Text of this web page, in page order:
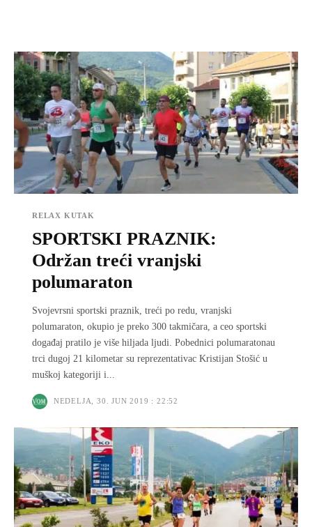
RELAX KUTAK
SPORTSKI PRAZNIK:
Održan treći vranjski
polumaraton
Svojevrsni sportski praznik, treći po redu, vranjski
polumaraton, okupio je preko 300 takmičara, a ceo sportski
događaj pratilo je više hiljada ljudi. Pobednici polumaratonau
trci dugoj 21 kilometar su reprezentativac Kristijan Stošić u
muškoj kategoriji i...
NEDELJA, 30. JUN 2019 : 22:52